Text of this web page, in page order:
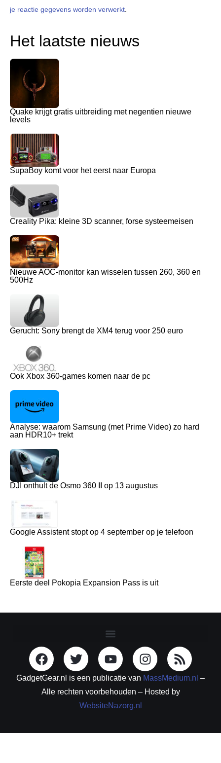
je reactie gegevens worden verwerkt
Het laatste nieuws
Quake krijgt gratis uitbreiding met negentien nieuwe
levels
SupaBoy komt voor het eerst naar Europa
Creality Pika: kleine 3D scanner, forse systeemeisen
Nieuwe AOC-monitor kan wisselen tussen 260, 360 en
500Hz
Gerucht: Sony brengt de XM4 terug voor 250 euro
Ook Xbox 360-games komen naar de pc
Analyse: waarom Samsung (met Prime Video) zo hard
aan HDR10+ trekt
DJI onthult de Osmo 360 II op 13 augustus
Google Assistent stopt op 4 september op je telefoon
Eerste deel Pokopia Expansion Pass is uit
GadgetGear.nl is een publicatie van MassMedium.nl –
Alle rechten voorbehouden – Hosted by
WebsiteNazorg.nl